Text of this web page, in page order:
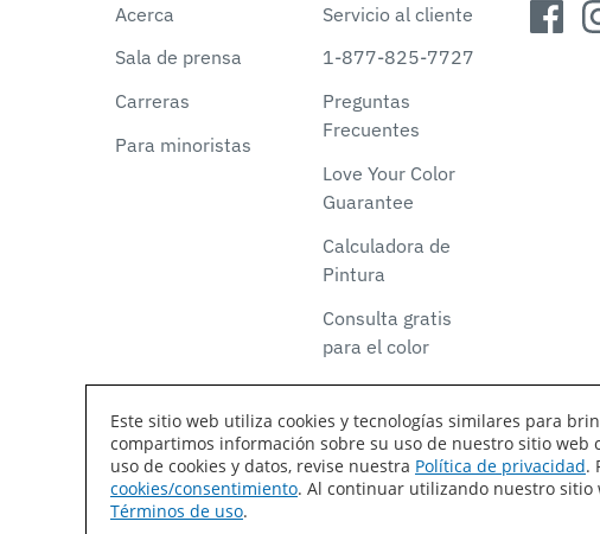
Acerca
Sala de prensa
Carreras
Para minoristas
Servicio al cliente
1-877-825-7727
Preguntas
Frecuentes
Love Your Color
Guarantee
Calculadora de
Pintura
Consulta gratis
para el color
Declaración de accesibilidad Mapa del sitio
Coil Coatings
Este sitio web utiliza cookies y tecnologías similares para
compartimos información sobre su uso de nuestro sitio
uso de cookies y datos, revise nuestra Política de privacidad.
cookies/consentimiento. Al continuar utilizando nuestro sitio
Términos de uso.